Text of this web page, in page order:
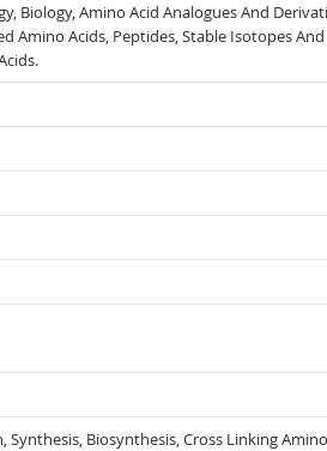
Biology, Amino Acid Analogues And
Amino Acids, Peptides, Stable Isotopes And
Synthesis, Biosynthesis, Cross Linking